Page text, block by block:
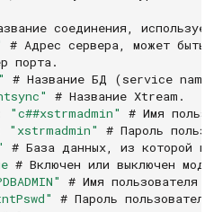
соединения,
# Адрес сервера, может
порта.
# Название БД (service
# Название Xtream.
"c##xstrmadmin"
# Имя
"xstrmadmin"
# Пароль
# База данных, из которой
# Включен или выключен
# Имя
# Пароль